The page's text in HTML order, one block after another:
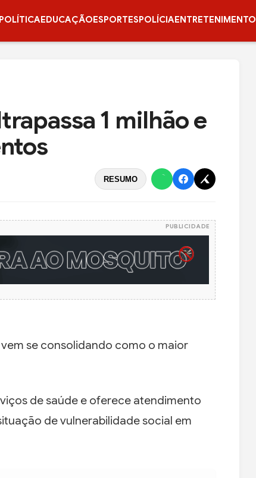
POLÍTICAEDUCAÇÃOESPORTESPOLÍCIAENTRETENIMENTO
1 milhão e
RESUMO
PUBLICIDADE
se consolidando como o maior
de saúde e oferece atendimento
de vulnerabilidade social em